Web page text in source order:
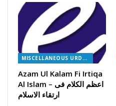
MISCELLANEOUS URDU BOOKS
Azam Ul Kalam Fi Irtiqa
Al Islam – اعظم الکلام فی
ارتقاء الاسلام